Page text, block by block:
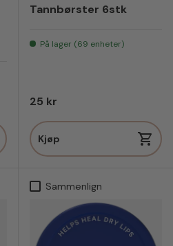
Tannbørster 6stk
På lager (69 enheter)
Vanlig pris
25 kr
Kjøp
Sammenlign